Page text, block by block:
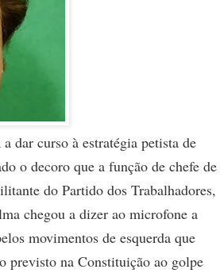
dar curso à estratégia petista de
o decoro que a função de chefe de
do Partido dos Trabalhadores,
chegou a dizer ao microfone a
movimentos de esquerda que
previsto na Constituição ao golpe